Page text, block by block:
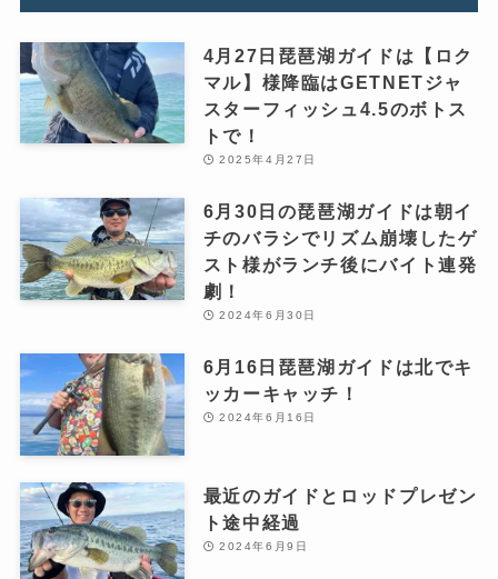
4月27日琵琶湖ガイドは【ロク
マル】様降臨はGETNETジャ
スターフィッシュ4.5のボトス
トで！
2025年4月27日
6月30日の琵琶湖ガイドは朝イ
チのバラシでリズム崩壊したゲ
スト様がランチ後にバイト連発
劇！
2024年6月30日
6月16日琵琶湖ガイドは北でキ
ッカーキャッチ！
2024年6月16日
最近のガイドとロッドプレゼン
ト途中経過
2024年6月9日